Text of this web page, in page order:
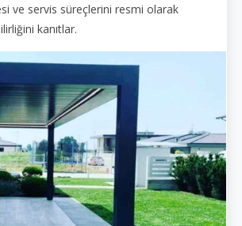
ve servis süreçlerini resmi olarak
kanıtlar.